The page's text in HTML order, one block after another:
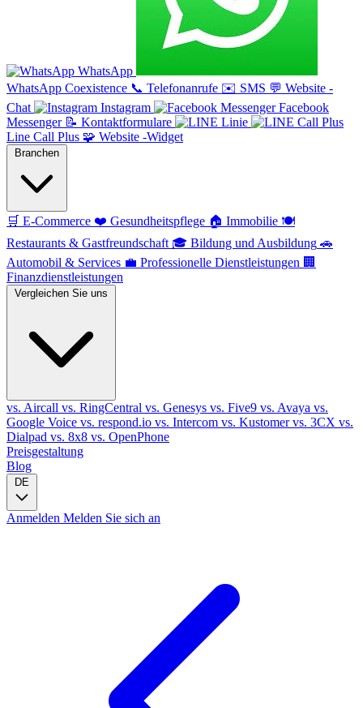
WhatsApp
WhatsApp Coexistence 📞 Telefonanrufe ✉️ SMS 💬 Website -
Chat
Instagram
Facebook
Messenger 📝 Kontaktformulare
Linie
Line Call Plus 🧩 Website -Widget
Branchen
🛒 E-Commerce ❤️ Gesundheitspflege 🏠 Immobilie 🍽️
Restaurants & Gastfreundschaft 🎓 Bildung und Ausbildung 🚗
Automobil & Services 💼 Professionelle Dienstleistungen 🏢
Finanzdienstleistungen
Vergleichen Sie uns
vs. Aircall vs. RingCentral vs. Genesys vs. Five9 vs. Avaya vs.
Google Voice vs. respond.io vs. Intercom vs. Kustomervs. 3CX vs.
Dialpad vs. 8x8 vs. OpenPhone
Preisgestaltung
Blog
DE
Anmelden Melden Sie sich an